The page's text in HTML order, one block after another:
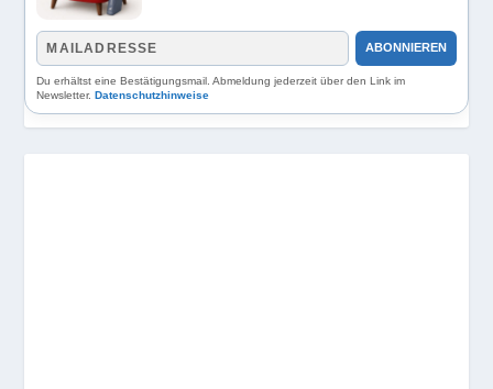
ABONNIEREN
Du erhältst eine Bestätigungsmail. Abmeldung jederzeit über den Link im
Newsletter.Datenschutzhinweise